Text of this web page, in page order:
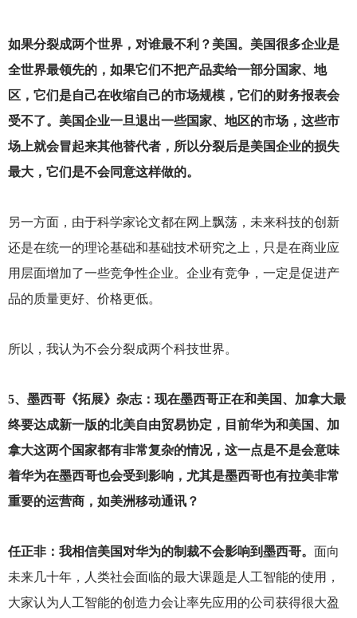
如果分裂成两个世界，对谁最不利？美国。美国很多企业是
全世界最领先的，如果它们不把产品卖给一部分国家、地
区，它们是自己在收缩自己的市场规模，它们的财务报表会
受不了。美国企业一旦退出一些国家、地区的市场，这些市
场上就会冒起来其他替代者，所以分裂后是美国企业的损失
最大，它们是不会同意这样做的。
另一方面，由于科学家论文都在网上飘荡，未来科技的创新
还是在统一的理论基础和基础技术研究之上，只是在商业应
用层面增加了一些竞争性企业。企业有竞争，一定是促进产
品的质量更好、价格更低。
所以，我认为不会分裂成两个科技世界。
5、墨西哥《拓展》杂志：现在墨西哥正在和美国、加拿大最
终要达成新一版的北美自由贸易协定，目前华为和美国、加
拿大这两个国家都有非常复杂的情况，这一点是不是会意味
着华为在墨西哥也会受到影响，尤其是墨西哥也有拉美非常
重要的运营商，如美洲移动通讯？
任正非：我相信美国对华为的制裁不会影响到墨西哥。 面向
未来几十年，人类社会面临的最大课题是人工智能的使用，
大家认为人工智能的创造力会让率先应用的公司获得很大盈